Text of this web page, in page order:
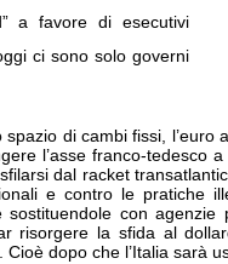
a favore di esecutivi
ci sono solo governi
di cambi fissi, l’euro
l’asse franco-tedesco
dal racket
e contro le pratiche
con
la sfida al
dopo che l’Italia sarà